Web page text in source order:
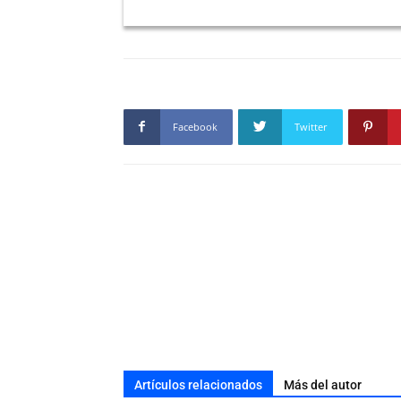
Facebook Twitter
Artículos relacionados Más del autor